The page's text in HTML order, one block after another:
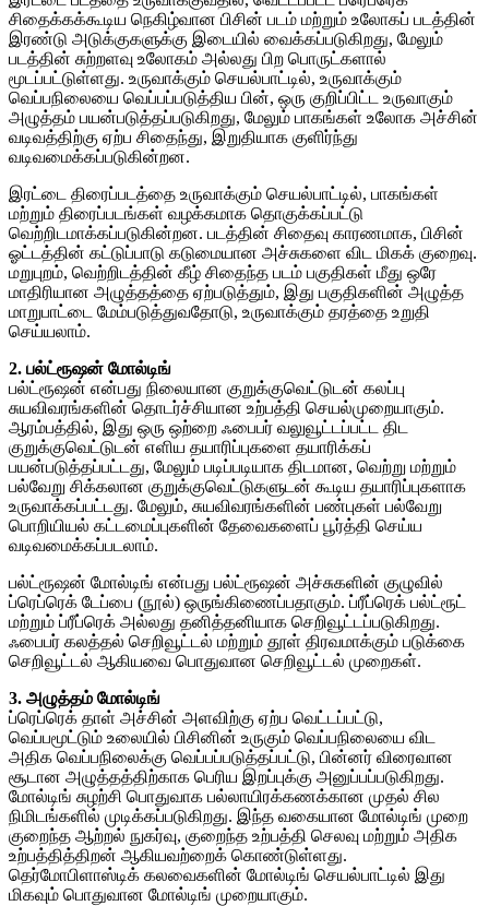
சிதைக்கக்கூடிய நெகிழ்வான பிசின் படம் மற்றும் உலோகப் படத்தின்
இரண்டு அடுக்குகளுக்கு இடையில் வைக்கப்படுகிறது, மேலும்
படத்தின் சுற்றளவு உலோகம் அல்லது பிற பொருட்களால்
மூடப்பட்டுள்ளது. உருவாக்கும் செயல்பாட்டில், உருவாக்கும்
வெப்பநிலையை வெப்பப்படுத்திய பின், ஒரு குறிப்பிட்ட உருவாகும்
அழுத்தம் பயன்படுத்தப்படுகிறது, மேலும் பாகங்கள் உலோக அச்சின்
வடிவத்திற்கு ஏற்ப சிதைந்து, இறுதியாக குளிர்ந்து
வடிவமைக்கப்படுகின்றன.
இரட்டை திரைப்படத்தை உருவாக்கும் செயல்பாட்டில், பாகங்கள்
மற்றும் திரைப்படங்கள் வழக்கமாக தொகுக்கப்பட்டு
வெற்றிடமாக்கப்படுகின்றன. படத்தின் சிதைவு காரணமாக, பிசின்
ஓட்டத்தின் கட்டுப்பாடு கடுமையான அச்சுகளை விட மிகக் குறைவு.
மறுபுறம், வெற்றிடத்தின் கீழ் சிதைந்த படம் பகுதிகள் மீது ஒரே
மாதிரியான அழுத்தத்தை ஏற்படுத்தும், இது பகுதிகளின் அழுத்த
மாறுபாட்டை மேம்படுத்துவதோடு, உருவாக்கும் தரத்தை உறுதி
செய்யலாம்.
2. பல்ட்ரூஷன் மோல்டிங்
பல்ட்ரூஷன் என்பது நிலையான குறுக்குவெட்டுடன் கலப்பு
சுயவிவரங்களின் தொடர்ச்சியான உற்பத்தி செயல்முறையாகும்.
ஆரம்பத்தில், இது ஒரு ஒற்றை ஃபைபர் வலுவூட்டப்பட்ட திட
குறுக்குவெட்டுடன் எளிய தயாரிப்புகளை தயாரிக்கப்
பயன்படுத்தப்பட்டது, மேலும் படிப்படியாக திடமான, வெற்று மற்றும்
பல்வேறு சிக்கலான குறுக்குவெட்டுகளுடன் கூடிய தயாரிப்புகளாக
உருவாக்கப்பட்டது. மேலும், சுயவிவரங்களின் பண்புகள் பல்வேறு
பொறியியல் கட்டமைப்புகளின் தேவைகளைப் பூர்த்தி செய்ய
வடிவமைக்கப்படலாம்.
பல்ட்ரூஷன் மோல்டிங் என்பது பல்ட்ரூஷன் அச்சுகளின் குழுவில்
ப்ரெப்ரெக் டேப்பை (நூல்) ஒருங்கிணைப்பதாகும். ப்ரீப்ரெக் பல்ட்ரூட்
மற்றும் ப்ரீப்ரெக் அல்லது தனித்தனியாக செறிவூட்டப்படுகிறது.
ஃபைபர் கலத்தல் செறிவூட்டல் மற்றும் தூள் திரவமாக்கும் படுக்கை
செறிவூட்டல் ஆகியவை பொதுவான செறிவூட்டல் முறைகள்.
3. அழுத்தம் மோல்டிங்
ப்ரெப்ரெக் தாள் அச்சின் அளவிற்கு ஏற்ப வெட்டப்பட்டு,
வெப்பமூட்டும் உலையில் பிசினின் உருகும் வெப்பநிலையை விட
அதிக வெப்பநிலைக்கு வெப்பப்படுத்தப்பட்டு, பின்னர் விரைவான
சூடான அழுத்தத்திற்காக பெரிய இறப்புக்கு அனுப்பப்படுகிறது.
மோல்டிங் சுழற்சி பொதுவாக பல்லாயிரக்கணக்கான முதல் சில
நிமிடங்களில் முடிக்கப்படுகிறது. இந்த வகையான மோல்டிங் முறை
குறைந்த ஆற்றல் நுகர்வு, குறைந்த உற்பத்தி செலவு மற்றும் அதிக
உற்பத்தித்திறன் ஆகியவற்றைக் கொண்டுள்ளது.
தெர்மோபிளாஸ்டிக் கலவைகளின் மோல்டிங் செயல்பாட்டில் இது
மிகவும் பொதுவான மோல்டிங் முறையாகும்.